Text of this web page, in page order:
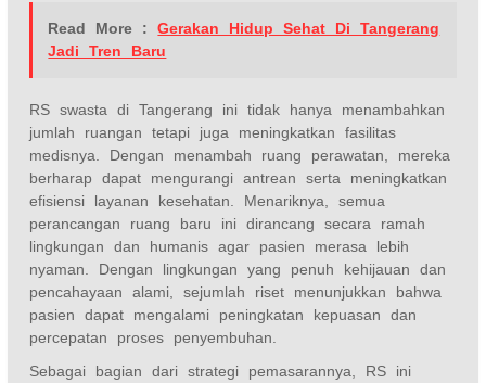
Read More :Gerakan Hidup Sehat Di Tangerang
Jadi Tren Baru
RS swasta di Tangerang ini tidak hanya menambahkan
jumlah ruangan tetapi juga meningkatkan fasilitas
medisnya. Dengan menambah ruang perawatan, mereka
berharap dapat mengurangi antrean serta meningkatkan
efisiensi layanan kesehatan. Menariknya, semua
perancangan ruang baru ini dirancang secara ramah
lingkungan dan humanis agar pasien merasa lebih
nyaman. Dengan lingkungan yang penuh kehijauan dan
pencahayaan alami, sejumlah riset menunjukkan bahwa
pasien dapat mengalami peningkatan kepuasan dan
percepatan proses penyembuhan.
Sebagai bagian dari strategi pemasarannya, RS ini